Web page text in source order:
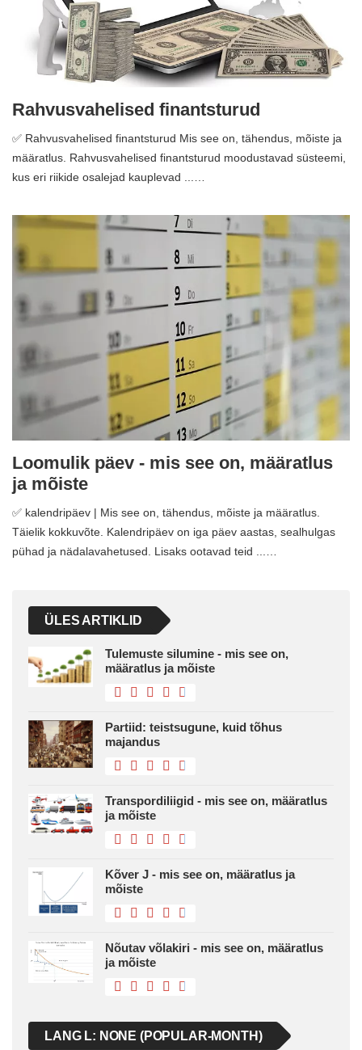
Rahvusvahelised finantsturud
✅ Rahvusvahelised finantsturud Mis see on, tähendus, mõiste ja
määratlus. Rahvusvahelised finantsturud moodustavad süsteemi,
kus eri riikide osalejad kauplevad ...…
Loomulik päev - mis see on, määratlus
ja mõiste
✅ kalendripäev | Mis see on, tähendus, mõiste ja määratlus.
Täielik kokkuvõte. Kalendripäev on iga päev aastas, sealhulgas
pühad ja nädalavahetused. Lisaks ootavad teid ...…
ÜLES ARTIKLID
Tulemuste silumine - mis see on,
määratlus ja mõiste
Partiid: teistsugune, kuid tõhus
majandus
Transpordiliigid - mis see on, määratlus
ja mõiste
Kõver J - mis see on, määratlus ja
mõiste
Nõutav võlakiri - mis see on, määratlus
ja mõiste
LANG L: NONE (POPULAR-MONTH)